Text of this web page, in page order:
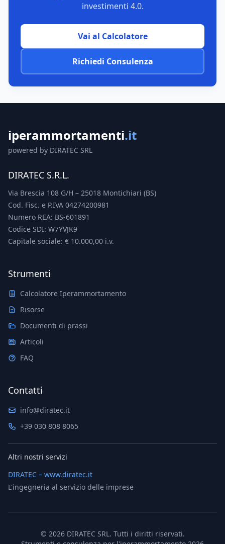
investimenti 4.0.
Vai al Calcolatore
Richiedi Consulenza
iperammortamenti.it
powered by DIRATEC SRL
DIRATEC S.R.L.
Via Brescia 108 G/H – 25018 Montichiari (BS)
Cod. Fisc. e P.IVA 04274200981
Numero REA: BS-601891
Codice SDI: W7YVJK9
Capitale sociale: € 10.000,00 i.v.
Strumenti
Calcolatore Iperammortamento
Risorse
Documenti di prassi
Articoli
FAQ
Contatti
info@diratec.it
+39 030 808 8065
Altri nostri servizi
DIRATEC – www.diratec.it
L'ingegneria al servizio delle imprese
© 2026DIRATEC SRL. Tutti i diritti riservati.